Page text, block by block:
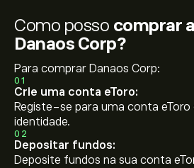
Como posso comprar
Danaos Corp?
Para comprar Danaos Corp:
01
Crie uma conta eToro:
Registe-se para uma conta eToro
identidade.
02
Depositar fundos:
Deposite fundos na sua conta